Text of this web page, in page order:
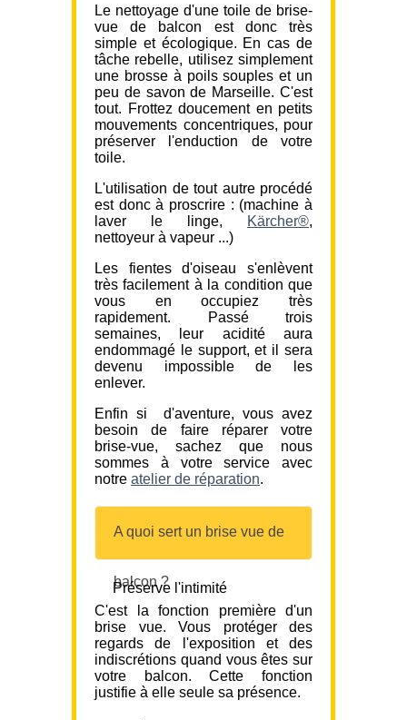
Le nettoyage d'une toile de brise-
vue de balcon est donc très
simple et écologique. En cas de
tâche rebelle, utilisez simplement
une brosse à poils souples et un
peu de savon de Marseille. C'est
tout. Frottez doucement en petits
mouvements concentriques, pour
préserver l'enduction de votre
toile.
L'utilisation de tout autre procédé
est donc à proscrire : (machine à
laver le linge,
Kärcher®,
nettoyeur à vapeur ...)
Les fientes d'oiseau s'enlèvent
très facilement à la condition que
vous en occupiez très
rapidement. Passé trois
semaines, leur acidité aura
endommagé le support, et il sera
devenu impossible de les
enlever.
Enfin si d'aventure, vous avez
besoin de faire réparer votre
brise-vue, sachez que nous
sommes à votre service avec
notre atelier de réparation.
A quoi sert un brise vue de
balcon ?
Préserve l'intimité
C'est la fonction première d'un
brise vue. Vous protéger des
regards de l'exposition et des
indiscrétions quand vous êtes sur
votre balcon. Cette fonction
justifie à elle seule sa présence.